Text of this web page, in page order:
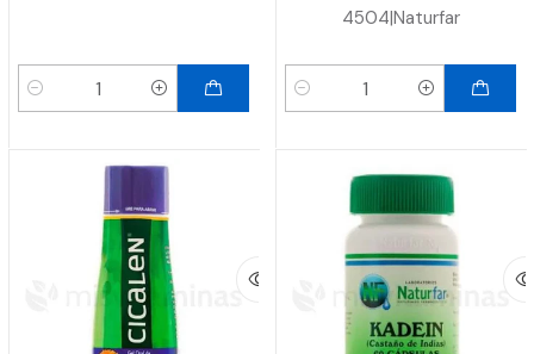
Cantidad
4504|Naturfar
Cantidad